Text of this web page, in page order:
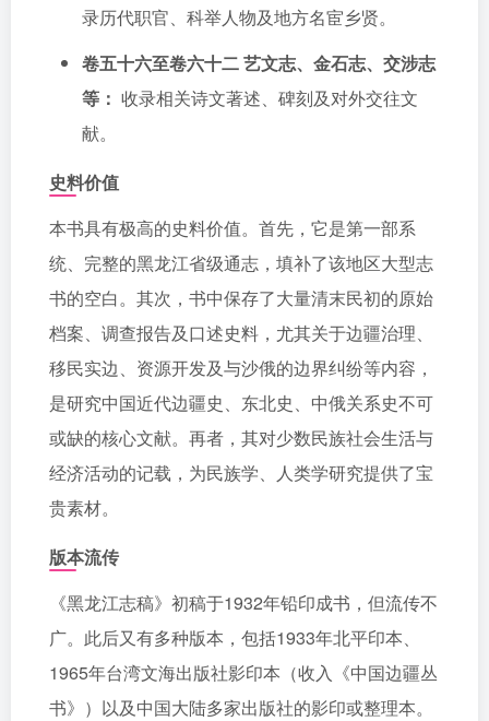
录历代职官、科举人物及地方名宦乡贤。
卷五十六至卷六十二 艺文志、金石志、交涉志
等： 收录相关诗文著述、碑刻及对外交往文
献。
史料价值
本书具有极高的史料价值。首先，它是第一部系
统、完整的黑龙江省级通志，填补了该地区大型志
书的空白。其次，书中保存了大量清末民初的原始
档案、调查报告及口述史料，尤其关于边疆治理、
移民实边、资源开发及与沙俄的边界纠纷等内容，
是研究中国近代边疆史、东北史、中俄关系史不可
或缺的核心文献。再者，其对少数民族社会生活与
经济活动的记载，为民族学、人类学研究提供了宝
贵素材。
版本流传
《黑龙江志稿》初稿于1932年铅印成书，但流传不
广。此后又有多种版本，包括1933年北平印本、
1965年台湾文海出版社影印本（收入《中国边疆丛
书》）以及中国大陆多家出版社的影印或整理本。